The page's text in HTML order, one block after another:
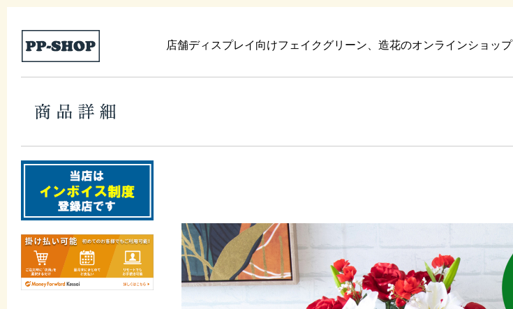
店舗ディスプレイ向けフェイクグリーン、造花のオンラインショップ